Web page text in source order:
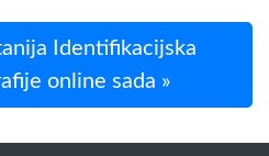
Identifikacijska
online sada »